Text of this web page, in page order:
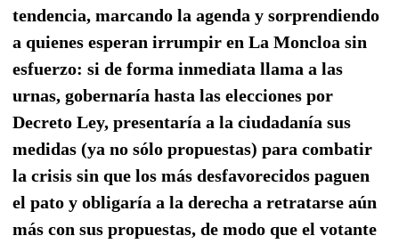
tendencia, marcando la agenda y sorprendiendo
a quienes esperan irrumpir en La Moncloa sin
esfuerzo: si de forma inmediata llama a las
urnas, gobernaría hasta las elecciones por
Decreto Ley, presentaría a la ciudadanía sus
medidas (ya no sólo propuestas) para combatir
la crisis sin que los más desfavorecidos paguen
el pato y obligaría a la derecha a retratarse aún
más con sus propuestas, de modo que el votante